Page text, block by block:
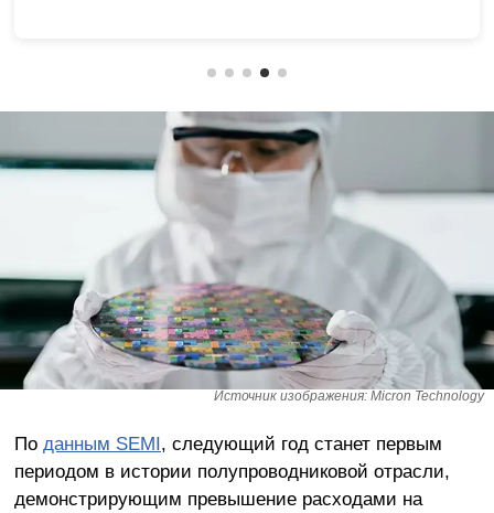
Источник изображения: Micron Technology
По данным SEMI, следующий год станет первым
периодом в истории полупроводниковой отрасли,
демонстрирующим превышение расходами на